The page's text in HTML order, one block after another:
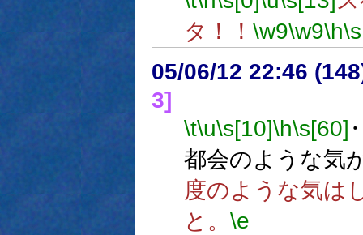
タ！！ \w9\w9\h
05/06/12 22:46
3]
\t\u\s[10]\h\s[60]
都会のような気
度のような気は
と。 \e